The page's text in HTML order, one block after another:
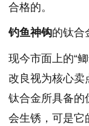
合格的。
钓鱼神钩的钛合
现今市面上的“
改良视为核心卖
钛合金所具备的
会生锈，可是它